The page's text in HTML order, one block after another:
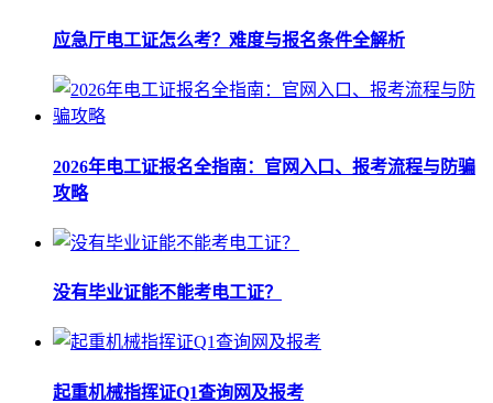
应急厅电工证怎么考？难度与报名条件全解析
2026年电工证报名全指南：官网入口、报考流程与防骗
攻略
没有毕业证能不能考电工证？
起重机械指挥证Q1查询网及报考